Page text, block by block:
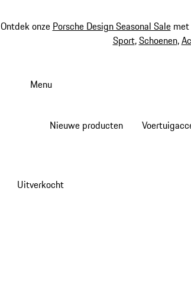
Ontdek onze Porsche Design Seasonal Salemet
Sport,Schoenen,
Menu
Nieuwe producten
Uitverkocht